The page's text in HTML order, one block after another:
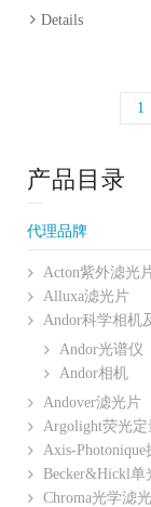
Details
1
产品目录
代理品牌
Acton紫外滤光
Alluxa滤光片
Andor科学相机
Andor光谱仪
Andor相机
Andover滤光片
Argolight荧光
Axis-Photonique
Becker&Hickl单
Chroma光学滤